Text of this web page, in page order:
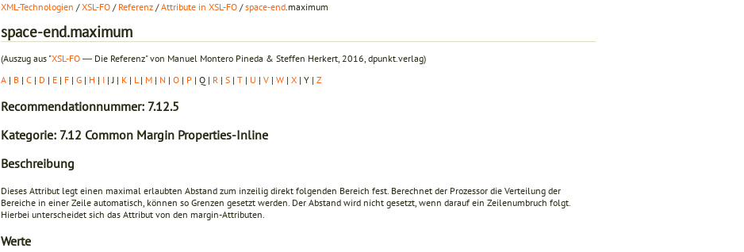
XML-Technologien /XSL-FO / Referenz /Attribute in XSL-FO /space-end.maximum
space-end.maximum
(Auszug aus "XSL-FO ― Die Referenz" von Manuel Montero Pineda & Steffen Herkert, 2016, dpunkt.verlag)
A | B | C | D | E | F | G | H | I | J | K | L | M | N | O | P | Q | R | S | T | U | V | W | X | Y | Z
Recommendationnummer: 7.12.5
Kategorie: 7.12 Common Margin Properties-Inline
Beschreibung
Dieses Attribut legt einen maximal erlaubten Abstand zum inzeilig direkt folgenden Bereich fest. Berechnet der Prozessor die Verteilung der
Bereiche in einer Zeile automatisch, können so Grenzen gesetzt werden. Der Abstand wird nicht gesetzt, wenn darauf ein Zeilenumbruch folgt.
Hierbei unterscheidet sich das Attribut von den margin-Attributen.
Werte